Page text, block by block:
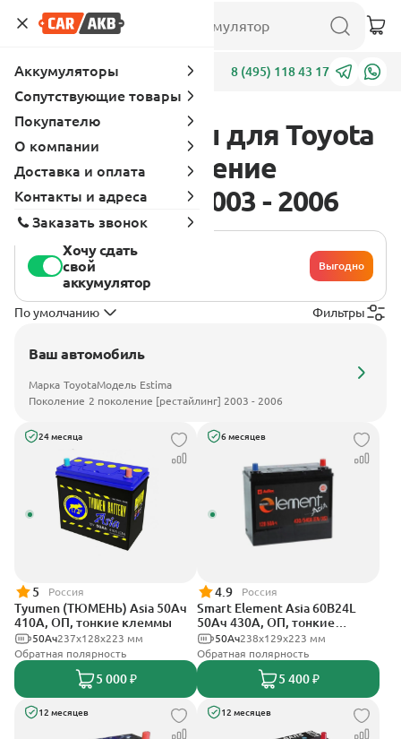
Адреса 8 (495) 118 43 17
Аккумуляторы для Toyota
Estima 2 поколение
[рестайлинг] 2003 - 2006
Хочу сдать
свой
аккумулятор
Выгодно
По умолчанию Фильтры
Ваш автомобиль
Марка ToyotaМодель Estima
Поколение 2 поколение [рестайлинг] 2003 - 2006
24 месяца
5 Россия
Tyumen (ТЮМЕНЬ) Asia 50Ач
410А, ОП, тонкие клеммы
237х128х223 мм
50Ач
Обратная полярность
5 000 ₽
6 месяцев
4.9 Россия
Smart Element Asia 60B24L
50Ач 430А, ОП, тонкие
клеммы238х129х223 мм
50Ач
Обратная полярность
5 400 ₽
12 месяцев 12 месяцев
Аккумуляторы
Сопутствующие товары
Покупателю
О компании
Доставка и оплата
Контакты и адреса
Заказать звонок